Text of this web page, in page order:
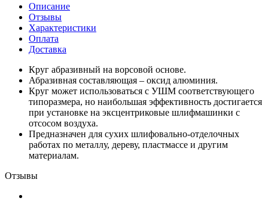
Описание
Отзывы
Характеристики
Оплата
Доставка
Круг абразивный на ворсовой основе.
Абразивная составляющая – оксид алюминия.
Круг может использоваться с УШМ соответствующего
типоразмера, но наибольшая эффективность достигается
при установке на эксцентриковые шлифмашинки с
отсосом воздуха.
Предназначен для сухих шлифовально-отделочных
работах по металлу, дереву, пластмассе и другим
материалам.
Отзывы